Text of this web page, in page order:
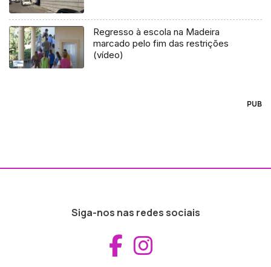
Regresso à escola na Madeira
marcado pelo fim das restrições
(vídeo)
PUB
Siga-nos nas redes sociais
Aceder ao